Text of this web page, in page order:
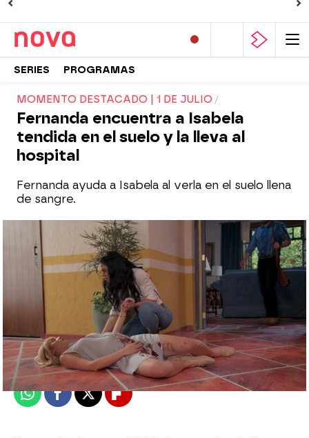
SERIES PROGRAMAS
MOMENTO DESTACADO | 1 DE JULIO
Fernanda encuentra a Isabela
tendida en el suelo y la lleva al
hospital
Fernanda ayuda a Isabela al verla en el suelo llena
de sangre.
Nova
Madrid
Publicado: 01 de julio de 2022, 19:04
WhatsappFacebook
X Flipboard